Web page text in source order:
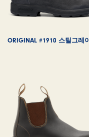
ORIGINAL #1910 스틸그레이